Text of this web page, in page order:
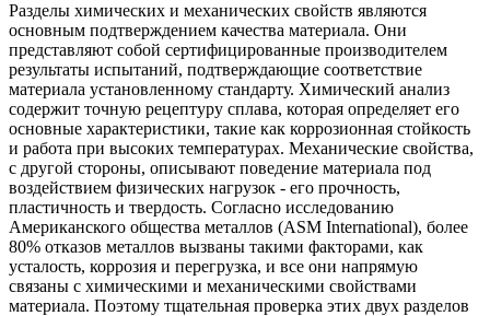
Разделы химических и механических свойств являются
основным подтверждением качества материала. Они
представляют собой сертифицированные производителем
результаты испытаний, подтверждающие соответствие
материала установленному стандарту. Химический анализ
содержит точную рецептуру сплава, которая определяет его
основные характеристики, такие как коррозионная стойкость
и работа при высоких температурах. Механические свойства,
с другой стороны, описывают поведение материала под
воздействием физических нагрузок - его прочность,
пластичность и твердость. Согласно исследованию
Американского общества металлов (ASM International), более
80% отказов металлов вызваны такими факторами, как
усталость, коррозия и перегрузка, и все они напрямую
связаны с химическими и механическими свойствами
материала. Поэтому тщательная проверка этих двух разделов